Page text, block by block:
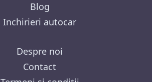
Blog
Inchirieri autocar
Despre noi
Contact